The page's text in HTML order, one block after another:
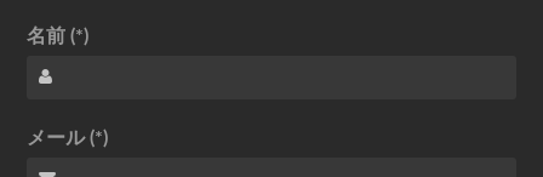
名前 (*)
メール (*)